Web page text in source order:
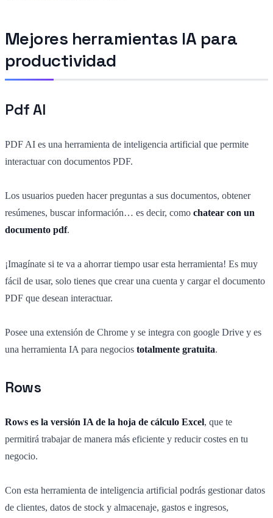
Mejores herramientas IA para
productividad
Pdf AI
PDF AI es una herramienta de inteligencia artificial que permite
interactuar con documentos PDF.
Los usuarios pueden hacer preguntas a sus documentos, obtener
resúmenes, buscar información… es decir, como chatear con un
documento pdf.
¡Imagínate si te va a ahorrar tiempo usar esta herramienta! Es muy
fácil de usar, solo tienes que crear una cuenta y cargar el documento
PDF que desean interactuar.
Posee una extensión de Chrome y se integra con google Drive y es
una herramienta IA para negocios totalmente gratuita.
Rows
Rows es la versión IA de la hoja de cálculo Excel, que te
permitirá trabajar de manera más eficiente y reducir costes en tu
negocio.
Con esta herramienta de inteligencia artificial podrás gestionar datos
de clientes, datos de stock y almacenaje, gastos e ingresos,